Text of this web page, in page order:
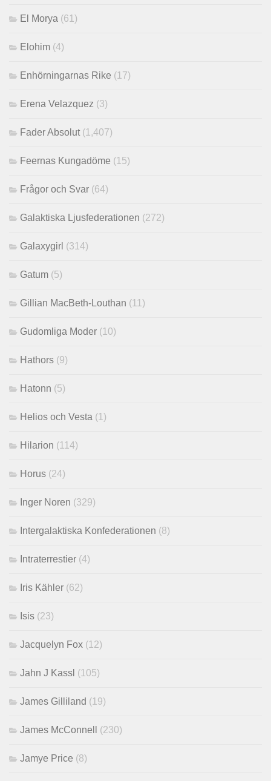
El Morya (61)
Elohim (4)
Enhörningarnas Rike (17)
Erena Velazquez (3)
Fader Absolut (1,407)
Feernas Kungadöme (15)
Frågor och Svar (64)
Galaktiska Ljusfederationen (272)
Galaxygirl (314)
Gatum (5)
Gillian MacBeth-Louthan (11)
Gudomliga Moder (10)
Hathors (9)
Hatonn (5)
Helios och Vesta (1)
Hilarion (114)
Horus (24)
Inger Noren (329)
Intergalaktiska Konfederationen (8)
Intraterrestier (4)
Iris Kähler (62)
Isis (23)
Jacquelyn Fox (12)
Jahn J Kassl (105)
James Gilliland (19)
James McConnell (230)
Jamye Price (8)